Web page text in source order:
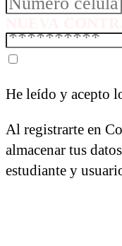
He leído y acepto
Al registrarte en
almacenar tus
estudiante y